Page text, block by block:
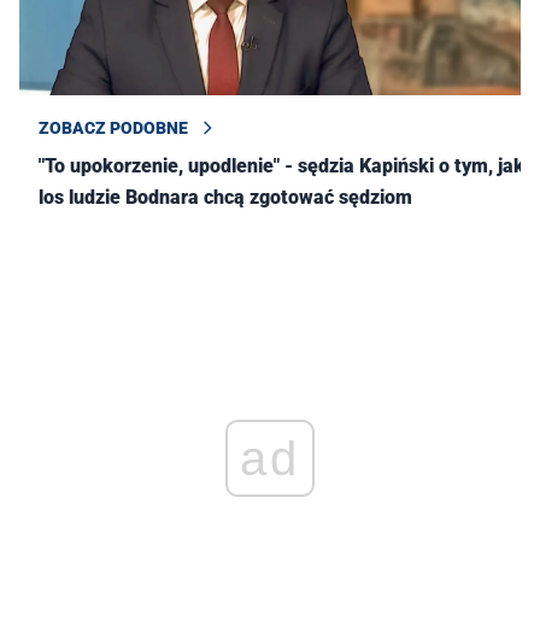
ZOBACZ PODOBNE
"To upokorzenie, upodlenie" - sędzia Kapiński o tym, jaki
los ludzie Bodnara chcą zgotować sędziom
ad